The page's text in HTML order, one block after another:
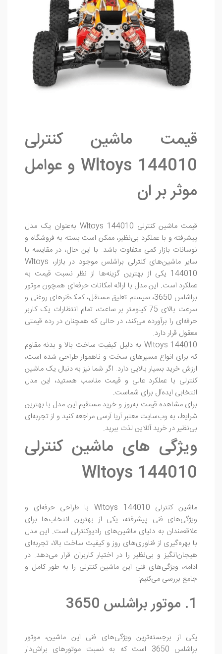
قیمت ماشین کنترلی
Wltoys 144010 و عوامل
موثر بر ان
قیمت ماشین کنترلی Wltoys 144010 به‌عنوان یک مدل
پیشرفته و با عملکرد بی‌نظیر، ممکن است بسته به فروشگاه و
نوسانات بازار کمی متفاوت باشد. با این حال، در مقایسه با
سایر ماشین‌های کنترلی براشلس موجود در بازار، Wltoys
144010 یکی از بهترین گزینه‌ها از نظر نسبت قیمت به
عملکرد است. این مدل با ارائه امکانات حرفه‌ای همچون موتور
براشلس 3650، سیستم تعلیق مستقل، کمک‌فنرهای روغنی و
سرعت بالای 75 کیلومتر بر ساعت، تمام انتظارات یک کاربر
حرفه‌ای را برآورده می‌کند، در حالی که همچنان در رده قیمتی
معقول قرار دارد.
Wltoys 144010 به دلیل کیفیت ساخت بالا و بدنه مقاوم
که برای انواع مسیرهای سخت و ناهموار طراحی شده است،
ارزش خرید بسیار بالایی دارد. اگر شما نیز به دنبال یک ماشین
کنترلی با عملکرد عالی و قیمت مناسب هستید، این مدل
انتخابی ایده‌آل برای شماست.
برای مشاهده قیمت به‌روز و خرید مستقیم این مدل با بهترین
شرایط، به وب‌سایت معتبر آریا آرسی مراجعه کنید و از تجربه‌ای
بی‌نظیر در خرید آنلاین لذت ببرید.
ویژگی های ماشین کنترلی
Wltoys 144010
ماشین کنترلی Wltoys 144010 با طراحی حرفه‌ای و
ویژگی‌های فنی پیشرفته، یکی از بهترین انتخاب‌ها برای
علاقه‌مندان به دنیای ماشین‌های رادیوکنترلی است. این مدل
با بهره‌گیری از فناوری‌های روز و کیفیت ساخت بالا، تجربه‌ای
هیجان‌انگیز و بی‌نظیر را در اختیار کاربران قرار می‌دهد. در
ادامه، ویژگی‌های فنی این ماشین کنترلی را به طور کامل و
جامع بررسی می‌کنیم:
1. موتور براشلس 3650
یکی از برجسته‌ترین ویژگی‌های فنی این ماشین، موتور
براشلس 3650 است که به نسبت موتورهای براش‌دار